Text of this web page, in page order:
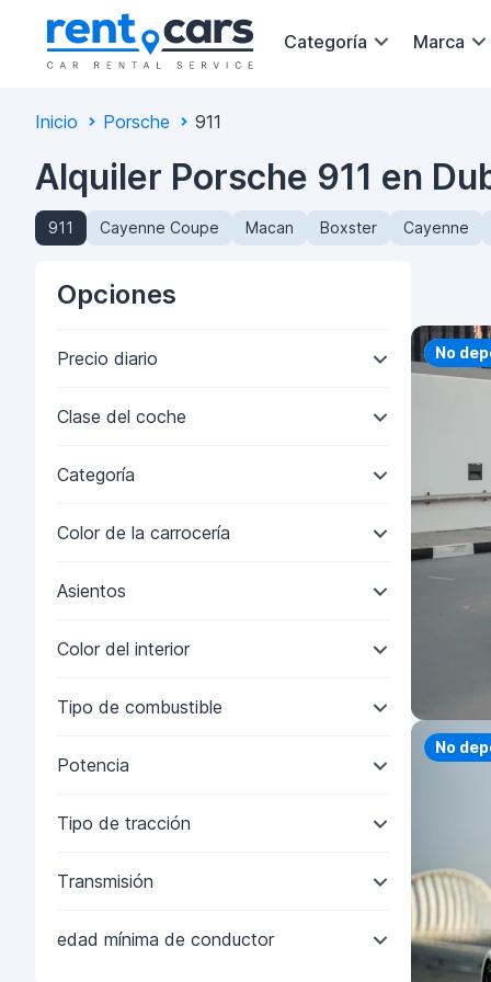
Categoría Marca
Inicio Porsche 911
Alquiler Porsche 911 en
911 Cayenne Coupe Macan Boxster Cayenne
Opciones
Precio diario
Clase del coche
Categoría
Color de la carrocería
Asientos
Color del interior
Tipo de combustible
Potencia
Tipo de tracción
Transmisión
edad mínima de conductor
No
No